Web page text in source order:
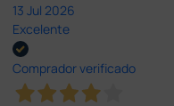
13 Jul 2026
Excelente
Comprador verificado